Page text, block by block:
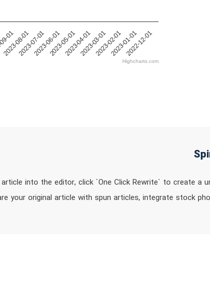
01
2023-08-012023-07-012023-06-012023-05-012023-04-012023-03-012023-02-012023-01-012022-12-01
Highcharts.com
into the editor, click `One Click Rewrite` to create a
your original article with spun articles, integrate stock